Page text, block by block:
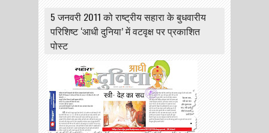
5 जनवरी 2011 को राष्ट्रीय सहारा के बुधवारीय
परिशिष्ट ‘आधी दुनिया’ में वटवृक्ष पर प्रकाशित
पोस्ट